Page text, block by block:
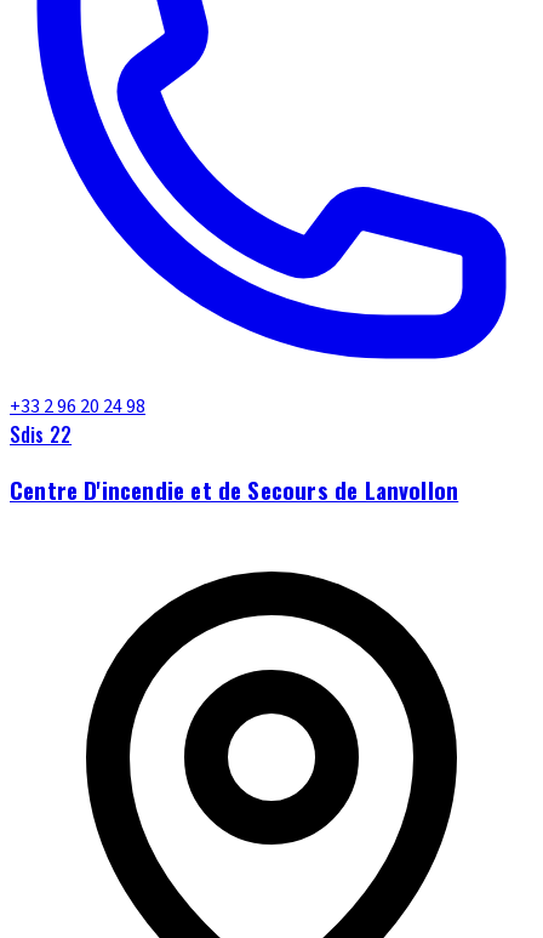
+33 2 96 20 24 98
Sdis 22
Centre D'incendie et de Secours de Lanvollon